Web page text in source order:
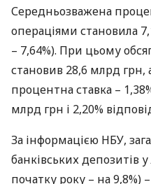
Середньозважена
операціями становила
– 7,64%). При цьому
становив 28,6 млрд грн,
процентна ставка –
млрд грн і 2,20%
За інформацією НБУ,
банківських депозитів у
початку року – на 9,8%)